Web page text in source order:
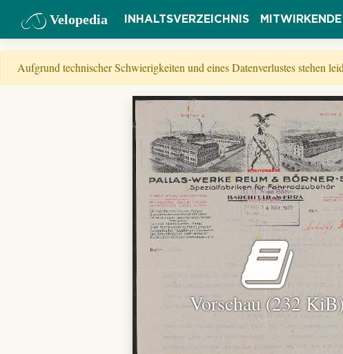
Velopedia INHALTSVERZEICHNIS MITWIRKENDE
Aufgrund technischer Schwierigkeiten und eines Datenverlustes stehen
Vorschau (232